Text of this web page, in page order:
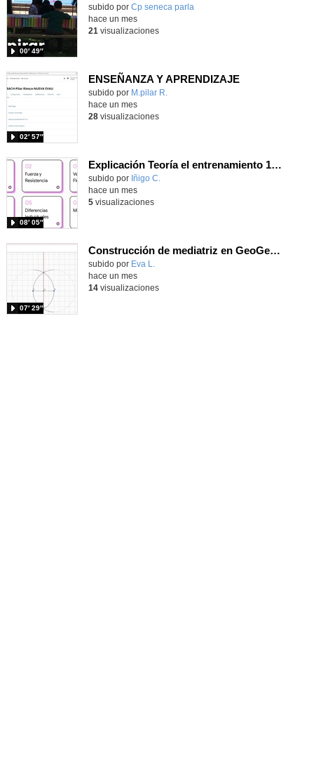
subido por Cp seneca parla
00′ 49″
hace un mes
21 visualizaciones
ENSEÑANZA Y APRENDIZAJE
Contenido educativo.
subido por M.pilar R.
02′ 57″
hace un mes
28visualizaciones
Explicación Teoría el entrenamiento 1º Bachillerato (IA)
Contenido educativo.
subido por Iñigo C.
08′ 05″
hace un mes
5visualizaciones
Construcción de mediatriz en GeoGebra
Contenido educativo.
subido por Eva L.
07′ 29″
hace un mes
14visualizaciones